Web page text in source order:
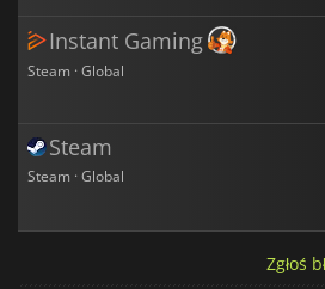
Instant Gaming
Steam · Global
Steam
Steam · Global
Zgłoś